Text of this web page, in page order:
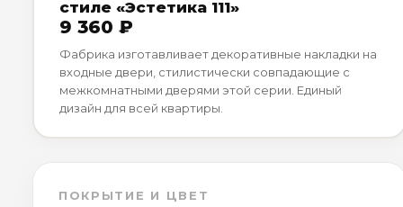
стиле «Эстетика 111»
9 360 ₽
Фабрика изготавливает декоративные накладки на
входные двери, стилистически совпадающие с
межкомнатными дверями этой серии. Единый
дизайн для всей квартиры.
ПОКРЫТИЕ И ЦВЕТ